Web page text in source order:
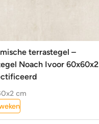
terrastegel –
Noach Ivoor 60x60x2
cm